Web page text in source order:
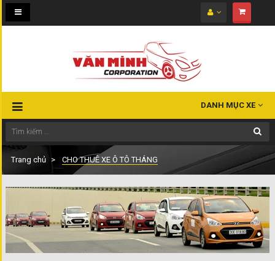
Toggle
navigation
DANH MỤC XE
Trang chủ CHO THUÊ XE Ô TÔ THÁNG